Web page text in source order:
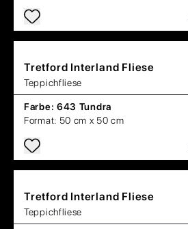
Tretford Interland Fliese
Teppichfliese
Farbe: 643 Tundra
Format: 50 cm x 50 cm
Tretford Interland Fliese
Teppichfliese